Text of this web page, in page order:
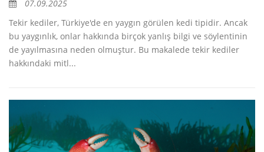
07.09.2025
Tekir kediler, Türkiye'de en yaygın görülen kedi tipidir. Ancak
bu yaygınlık, onlar hakkında birçok yanlış bilgi ve söylentinin
de yayılmasına neden olmuştur. Bu makalede tekir kediler
hakkındaki mitl...